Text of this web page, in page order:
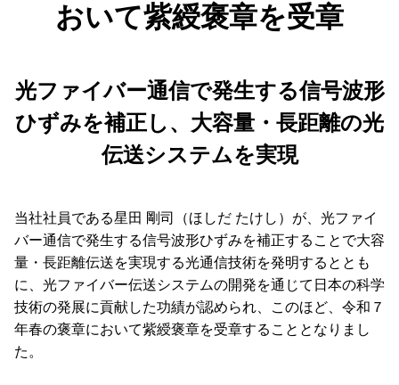
おいて紫綬褒章を受章
光ファイバー通信で発生する信号波形
ひずみを補正し、大容量・長距離の光
伝送システムを実現
当社社員である星田 剛司（ほしだ たけし）が、光ファイ
バー通信で発生する信号波形ひずみを補正することで大容
量・長距離伝送を実現する光通信技術を発明するととも
に、光ファイバー伝送システムの開発を通じて日本の科学
技術の発展に貢献した功績が認められ、このほど、令和７
年春の褒章において紫綬褒章を受章することとなりまし
た。